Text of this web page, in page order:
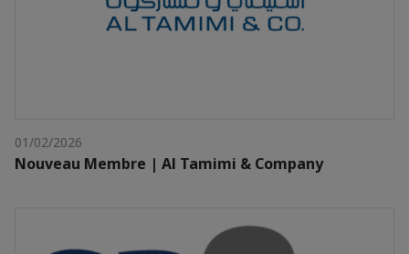
01/02/2026
Nouveau Membre | Al Tamimi & Company